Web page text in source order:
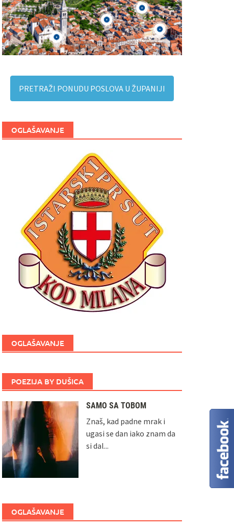
PRETRAŽI PONUDU POSLOVA U ŽUPANIJI
OGLAŠAVANJE
OGLAŠAVANJE
POEZIJA BY DUŠICA
SAMO SA TOBOM
Znaš, kad padne mrak i
ugasi se dan iako znam da
si dal...
OGLAŠAVANJE